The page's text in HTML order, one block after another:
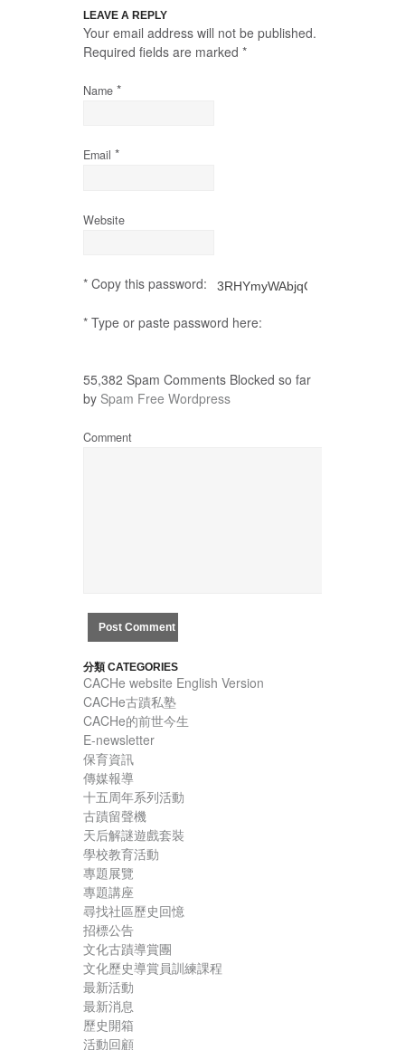
LEAVE A REPLY
Your email address will not be published.
Required fields are marked *
Name *
Email *
Website
* Copy this password:
* Type or paste password here:
55,382 Spam Comments Blocked so far
by Spam Free Wordpress
Comment
分類 CATEGORIES
CACHe website English Version
CACHe古蹟私塾
CACHe的前世今生
E-newsletter
保育資訊
傳媒報導
十五周年系列活動
古蹟留聲機
天后解謎遊戲套裝
學校教育活動
專題展覽
專題講座
尋找社區歷史回憶
招標公告
文化古蹟導賞團
文化歷史導賞員訓練課程
最新活動
最新消息
歷史開箱
活動回顧